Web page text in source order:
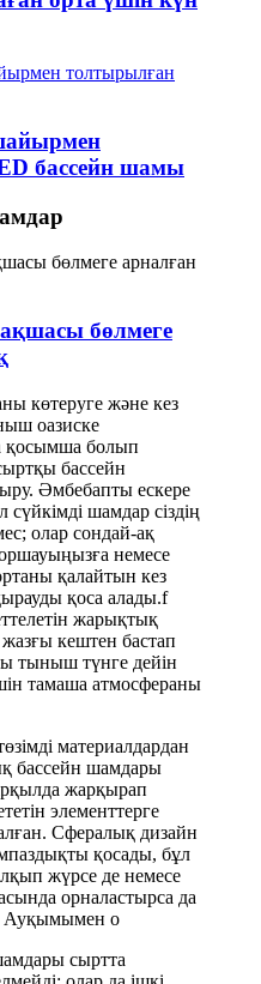
бассейн шамы
бөлмеге
көтеруге және кез
оазиске
қосымша болып
бассейн
Әмбебапты ескере
шамдар сіздің
олар сондай-ақ
немесе
қалайтын кез
қоса алады.f
жарықтық
кештен бастап
тыныш түнге дейін
тамаша атмосфераны
материалдардан
бассейн шамдары
жарқырап
элементтерге
Сфералық дизайн
қосады, бұл
жүрсе де немесе
орналастырса да
Ауқымымен o
сыртта